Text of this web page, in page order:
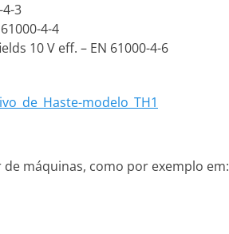
3
4-4
10 V eff. – EN 61000-4-6
modelo_TH1
máquinas, como por exemplo em: